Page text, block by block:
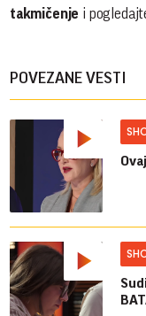
takmičenje i
POVEZANE VESTI